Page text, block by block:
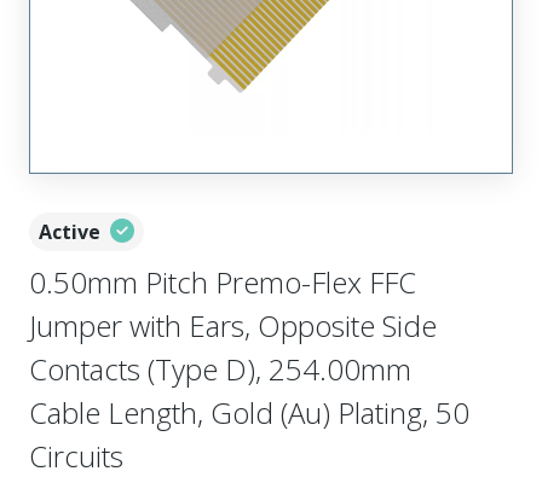
Active
0.50mm Pitch Premo-Flex FFC
Jumper with Ears, Opposite Side
Contacts (Type D), 254.00mm
Cable Length, Gold (Au) Plating, 50
Circuits